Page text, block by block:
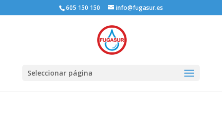
605 150 150 info@fugasur.es
Seleccionar página